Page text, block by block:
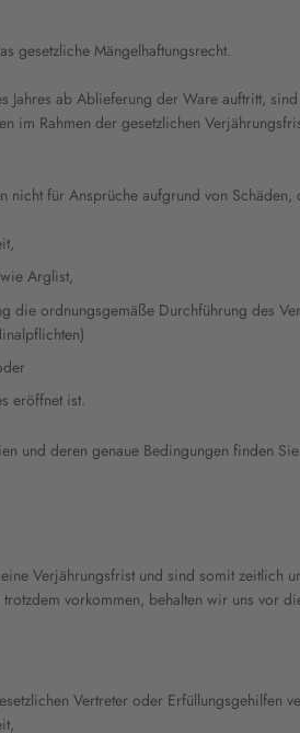
gesetzliche Mängelhaftungsrecht.
ab Ablieferung der Ware auftritt,
im Rahmen der gesetzlichen
nicht für Ansprüche aufgrund von
Arglist,
die ordnungsgemäße Durchführung des
eröffnet ist.
und deren genaue Bedingungen finden
Verjährungsfrist und sind somit zeitlich
vorkommen, behalten wir uns vor
Vertreter oder Erfüllungsgehilfen